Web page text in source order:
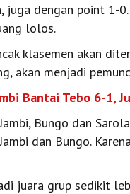
dengan point 1-
lolos.
klasemen akan
akan menjadi
Bantai Tebo 6-1,
Bungo dan
dan Bungo.
juara grup sedikit